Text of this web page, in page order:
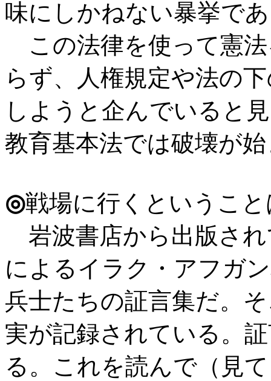
味にしかねない暴挙で
この法律を使って憲
らず、人権規定や法の
しようと企んでいると
教育基本法では破壊が
◎戦場に行くというこ
岩波書店から出版さ
によるイラク・アフガ
兵士たちの証言集だ。
実が記録されている。
る。これを読んで（見